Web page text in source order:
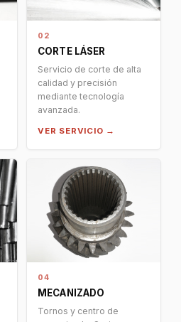
02
CORTE LÁSER
Servicio de corte de alta
calidad y precisión
mediante tecnología
avanzada.
VER SERVICIO →
04
MECANIZADO
Tornos y centro de